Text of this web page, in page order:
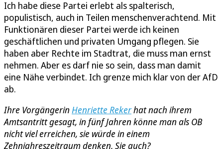
Ich habe diese Partei erlebt als spalterisch,
populistisch, auch in Teilen menschenverachtend. Mit
Funktionären dieser Partei werde ich keinen
geschäftlichen und privaten Umgang pflegen. Sie
haben aber Rechte im Stadtrat, die muss man ernst
nehmen. Aber es darf nie so sein, dass man damit
eine Nähe verbindet. Ich grenze mich klar von der AfD
ab.
Ihre Vorgängerin Henriette Rekerhat nach ihrem
Amtsantritt gesagt, in fünf Jahren könne man als OB
nicht viel erreichen, sie würde in einem
Zehnjahreszeitraum denken. Sie auch?